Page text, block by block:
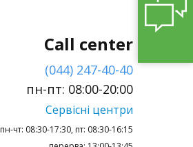
Call center
(044) 247-40-40
пн-пт: 08:00-20:00
Сервісні центри
пн-чт: 08:30-17:30, пт: 08:30-16:15